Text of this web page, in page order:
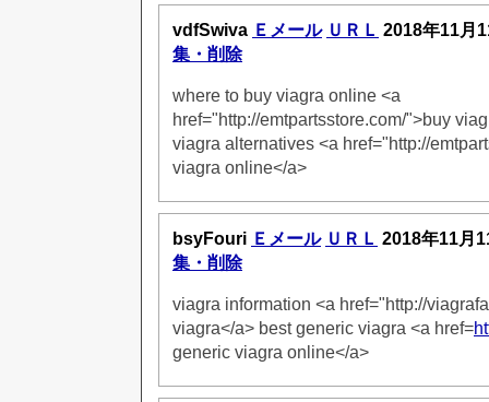
vdfSwiva Ｅメール ＵＲＬ 2018年11月
集・削除
where to buy viagra online <a
href="http://emtpartsstore.com/">buy
viagra alternatives <a href="http://
viagra online</a>
bsyFouri Ｅメール ＵＲＬ 2018年11月
集・削除
viagra information <a href="http://
viagra</a> best generic viagra <a href=
generic viagra online</a>